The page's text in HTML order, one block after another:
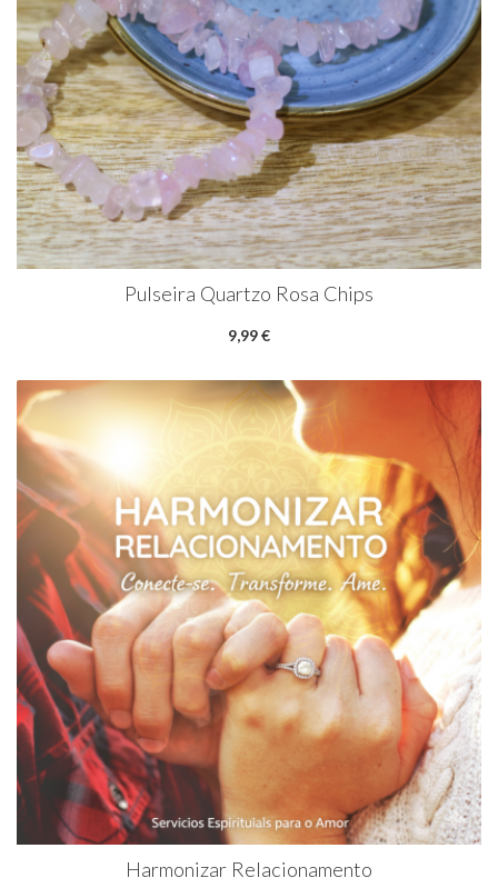
Pulseira Quartzo Rosa Chips
9,99 €
Harmonizar Relacionamento